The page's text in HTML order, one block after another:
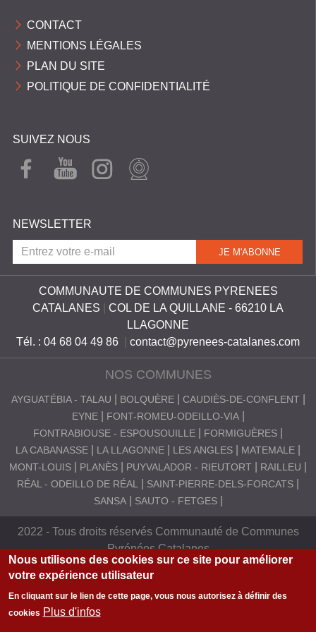
O
M
M
U
E
R
S
C
T
A
CONTACT
MENTIONS LÉGALES
PLAN DU SITE
POLITIQUE DE CONFIDENTIALITÉ
SUIVEZ NOUS
FAC
EBO
YOU
TUB
INST
AGR
WEB
CAM
NEWSLETTER
COMMUNAUTE DE COMMUNES PYRENEES
CATALANES
COL DE LA QUILLANE - 66210 LA
LLAGONNE
Tél. : 04 68 04 49 86
contact@pyrenees-catalanes.com
NOS COMMUNES
AYGUATÉBIA - TALAU BOLQUÈRE
CAUDIÈS-DE-CONFLENT
EYNE
FONT-ROMEU-ODEILLO-VIA
FONTRABIOUSE - ESPOUSOUILLE
FORMIGUÈRES
LA CABANASSE
LA LLAGONNE LES ANGLES
MATEMALE
MONT-LOUIS
PLANÈS PUYVALADOR - RIEUTORT
RAILLEU
RÉAL - ODEILLO DE RÉAL
SAINT-PIERRE-DELS-FORCATS
SANSA
SAUTO - FETGES
2022 - Tous droits réservés Communauté de Communes
Pyrénées Catalanes
Nous utilisons des cookies sur ce site pour améliorer
votre expérience utilisateur
En cliquant sur le lien de cette page, vous nous autorisez à définir des
cookies Plus d'infos